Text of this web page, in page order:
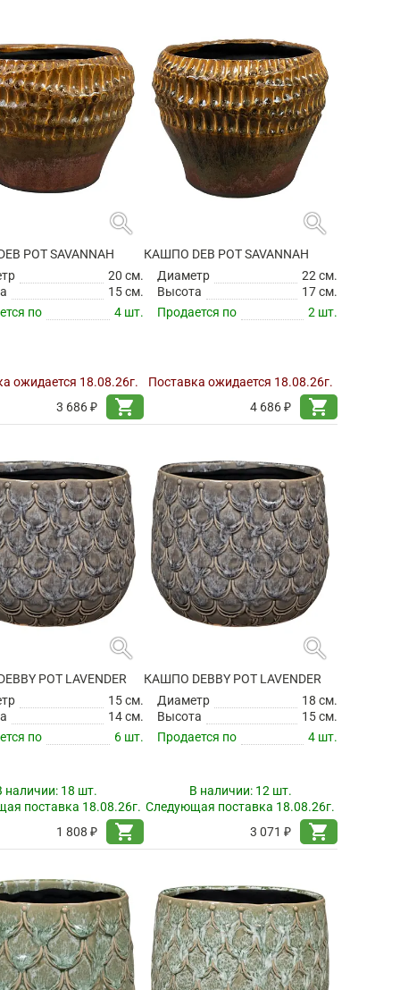
search
POT SAVANNAH
20 см.
15 см.
по
4 шт.
ожидается 18.08.26г.
3 686 ₽
shopping_cart
search
КАШПО DEB POT SAVANNAH
Диаметр
22 см.
Высота
17 см.
Продается по
2 шт.
Поставка ожидается 18.08.26г.
4 686 ₽
shopping_cart
search
POT LAVENDER
15 см.
14 см.
по
6 шт.
наличии: 18 шт.
поставка 18.08.26г.
1 808 ₽
shopping_cart
search
КАШПО DEBBY POT LAVENDER
Диаметр
18 см.
Высота
15 см.
Продается по
4 шт.
В наличии: 12 шт.
Следующая поставка 18.08.26г.
3 071 ₽
shopping_cart